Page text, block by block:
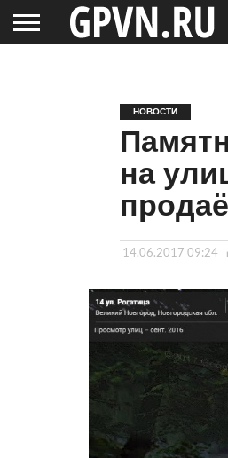
НОВОСТИ
на
14.06.2017 09:24